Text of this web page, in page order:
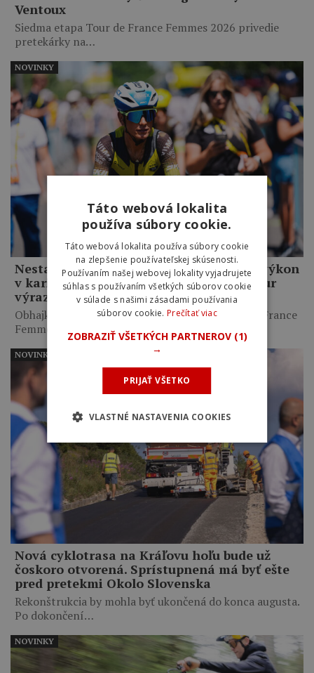
Ventoux
Siedma etapa Tour de France Femmes 2026 privedie
pretekárky na…
Nestačil jej ani najlepší desaťminútový výkon
v kariére. Pauline Ferrand-Prévot na Tour
výrazne zaostáva za súperkami
Obhajkyňa prvenstva sa po šiestej etape Tour de France
Femmes…
NOVINKY
Nová cyklotrasa na Kráľovu hoľu bude už
čoskoro otvorená. Sprístupnená má byť ešte
pred pretekmi Okolo Slovenska
Rekonštrukcia by mohla byť ukončená do konca augusta.
Po dokončení…
NOVINKY
NOVINKY
Táto webová lokalita
používa súbory cookie.
Táto webová lokalita používa súbory cookie
na zlepšenie používateľskej skúsenosti.
Používaním našej webovej lokality vyjadrujete
súhlas s používaním všetkých súborov cookie
v súlade s našimi zásadami používania
súborov cookie. Prečítať viac
ZOBRAZIŤ VŠETKÝCH PARTNEROV (1)
→
PRIJAŤ VŠETKO
VLASTNÉ NASTAVENIA COOKIES